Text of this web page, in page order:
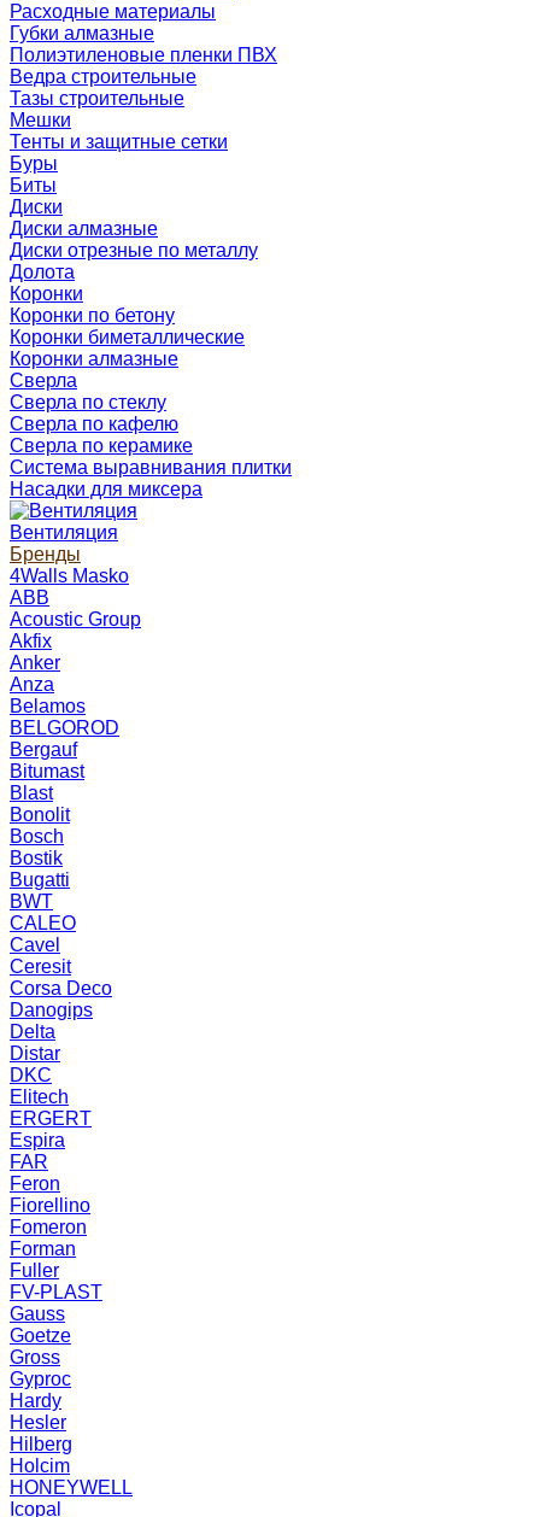
Расходные материалы
Губки алмазные
Полиэтиленовые пленки ПВХ
Ведра строительные
Тазы строительные
Мешки
Тенты и защитные сетки
Буры
Биты
Диски
Диски алмазные
Диски отрезные по металлу
Долота
Коронки
Коронки по бетону
Коронки биметаллические
Коронки алмазные
Сверла
Сверла по стеклу
Сверла по кафелю
Сверла по керамике
Система выравнивания плитки
Насадки для миксера
Вентиляция
Бренды
4Walls Masko
ABB
Acoustic Group
Akfix
Anker
Anza
Belamos
BELGOROD
Bergauf
Bitumast
Blast
Bonolit
Bosch
Bostik
Bugatti
BWT
CALEO
Cavel
Ceresit
Corsa Deco
Danogips
Delta
Distar
DKC
Elitech
ERGERT
Espira
FAR
Feron
Fiorellino
Fomeron
Forman
Fuller
FV-PLAST
Gauss
Goetze
Gross
Gyproc
Hardy
Hesler
Hilberg
Holcim
HONEYWELL
Icopal